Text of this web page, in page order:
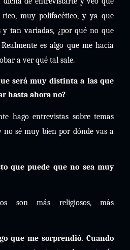
muy polifacético, y ya que
y tan variadas, ¿por qué no que
es algo que me hacía
a ver qué tal sale.
será muy distinta a las que
hasta ahora no?
hago entrevistas sobre temas
no sé muy bien por dónde vas a
que puede que no sea muy
son más religiosos, más
que me sorprendió. Cuando